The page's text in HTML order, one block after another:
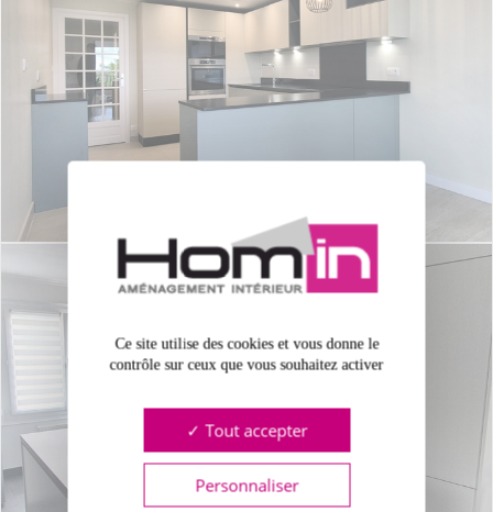
Ce site utilise des cookies et vous donne le
contrôle sur ceux que vous souhaitez activer
Tout accepter
Personnaliser